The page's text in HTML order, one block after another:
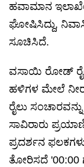
ಹವಾಮಾನ
ಘೋಷಿಸಿದ್ದು,
ಸೂಚಿಸಿದೆ.
ವಸಾಯಿ ರೋಡ್ ರೈಲ್ವೆ
ಹಳಿಗಳ ಮೇಲೆ
ರೈಲು
ಸಾವಿರಾರು
ಪ್ರದರ್ಶನ
ತೋರಿಸದೆ '00:00